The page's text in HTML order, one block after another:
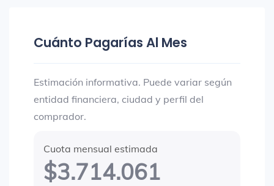
Cuánto Pagarías Al Mes
Estimación informativa. Puede variar según
entidad financiera, ciudad y perfil del
comprador.
Cuota mensual estimada
$3.714.061